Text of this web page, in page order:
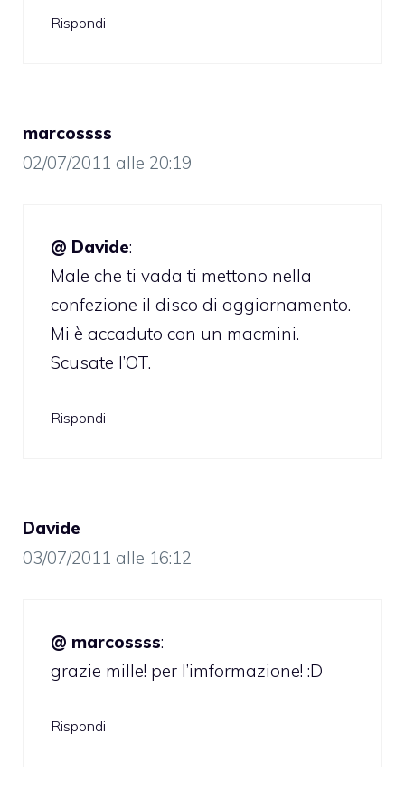
Rispondi
marcossss
02/07/2011 alle 20:19
@ Davide:
Male che ti vada ti mettono nella
confezione il disco di aggiornamento.
Mi è accaduto con un macmini.
Scusate l’OT.
Rispondi
Davide
03/07/2011 alle 16:12
@ marcossss:
grazie mille! per l’imformazione! :D
Rispondi